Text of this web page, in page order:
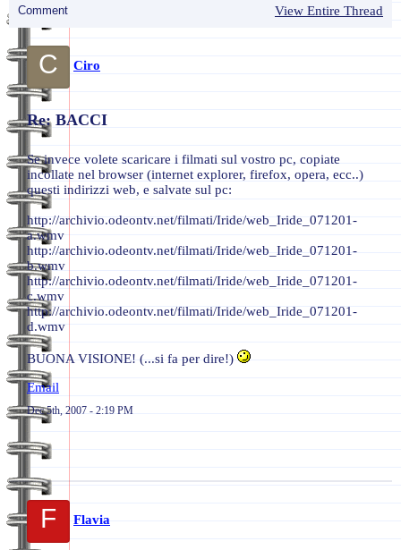
Comment View Entire Thread
C Ciro
Re: BACCI
Se invece volete scaricare i filmati sul vostro pc, copiate
incollate nel browser (internet explorer, firefox, opera, ecc..)
questi indirizzi web, e salvate sul pc:
http://archivio.odeontv.net/filmati/Iride/web_Iride_071201-
a.wmv
http://archivio.odeontv.net/filmati/Iride/web_Iride_071201-
b.wmv
http://archivio.odeontv.net/filmati/Iride/web_Iride_071201-
c.wmv
http://archivio.odeontv.net/filmati/Iride/web_Iride_071201-
d.wmv
BUONA VISIONE! (...si fa per dire!)
Email
Dec 5th, 2007 - 2:19 PM
F Flavia